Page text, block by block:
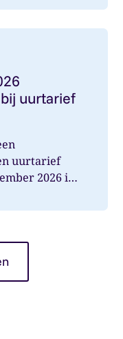
uurtarief
uurtarief
2026 in